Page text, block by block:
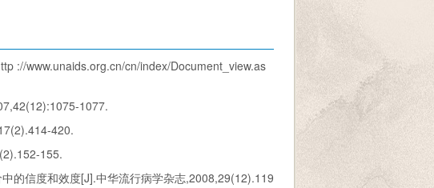
://www.unaids.org.cn/cn/index/Document_view.as
1077.
420.
155.
的信度和效度[J].中华流行病学杂志,2008,29(12).119